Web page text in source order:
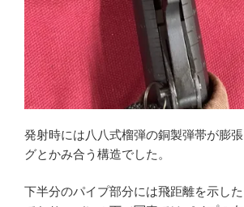
発射時には八八式榴弾の銅製弾帯が膨
グとかみ合う構造でした。
下半分のパイプ部分には飛距離を示し